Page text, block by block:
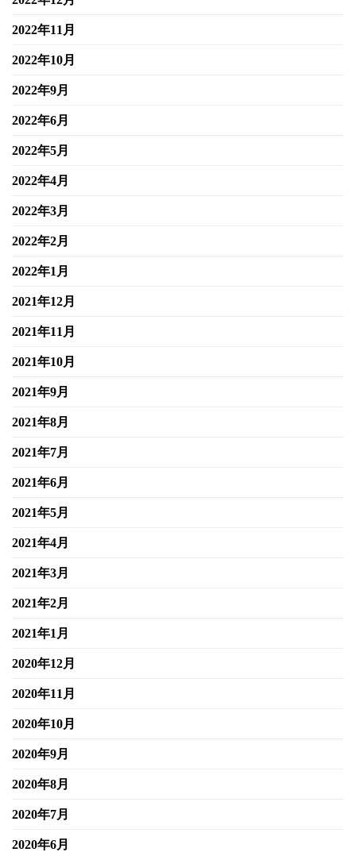
2022年11月
2022年10月
2022年9月
2022年6月
2022年5月
2022年4月
2022年3月
2022年2月
2022年1月
2021年12月
2021年11月
2021年10月
2021年9月
2021年8月
2021年7月
2021年6月
2021年5月
2021年4月
2021年3月
2021年2月
2021年1月
2020年12月
2020年11月
2020年10月
2020年9月
2020年8月
2020年7月
2020年6月